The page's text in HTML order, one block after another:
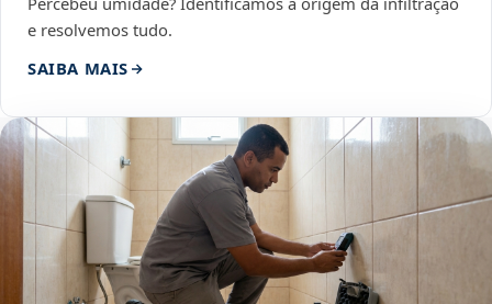
e resolvemos tudo.
SAIBA MAIS